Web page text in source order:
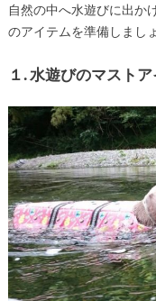
自然の中へ水遊びに出か
のアイテムを準備しまし
１. 水遊びのマスト